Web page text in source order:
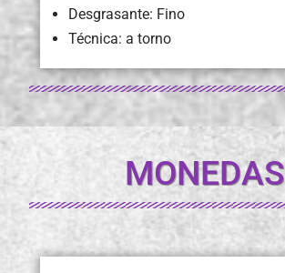
Desgrasante: Fino
Técnica: a torno
MONEDAS